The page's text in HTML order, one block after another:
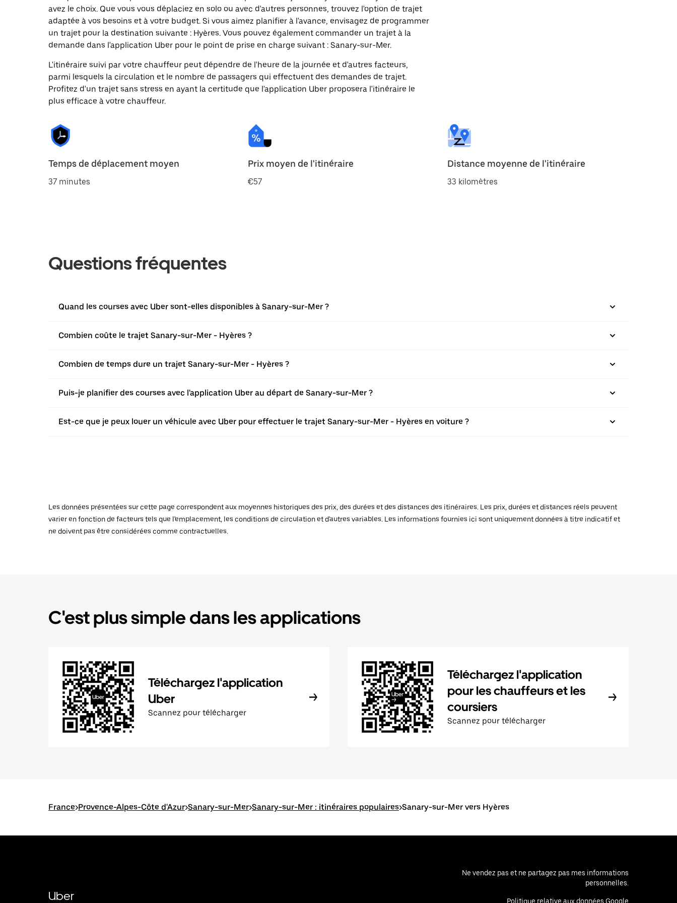
avez le choix. Que vous vous déplaciez en solo ou avec d'autres personnes, trouvez l'option de trajet
adaptée à vos besoins et à votre budget. Si vous aimez planifier à l'avance, envisagez de programmer
un trajet pour la destination suivante : Hyères. Vous pouvez également commander un trajet à la
demande dans l'application Uber pour le point de prise en charge suivant : Sanary-sur-Mer.
L'itinéraire suivi par votre chauffeur peut dépendre de l'heure de la journée et d'autres facteurs,
parmi lesquels la circulation et le nombre de passagers qui effectuent des demandes de trajet.
Profitez d'un trajet sans stress en ayant la certitude que l'application Uber proposera l'itinéraire le
plus efficace à votre chauffeur.
Temps de déplacement moyen
37 minutes
Prix moyen de l'itinéraire
€57
Distance moyenne de l'itinéraire
33 kilomètres
Questions fréquentes
Quand les courses avec Uber sont-elles disponibles à Sanary-sur-Mer ?
Combien coûte le trajet Sanary-sur-Mer - Hyères ?
Combien de temps dure un trajet Sanary-sur-Mer - Hyères ?
Puis-je planifier des courses avec l'application Uber au départ de Sanary-sur-Mer ?
Est-ce que je peux louer un véhicule avec Uber pour effectuer le trajet Sanary-sur-Mer - Hyères en voiture ?
Les données présentées sur cette page correspondent aux moyennes historiques des prix, des durées et des distances des itinéraires. Les prix, durées et distances réels peuvent
varier en fonction de facteurs tels que l'emplacement, les conditions de circulation et d'autres variables. Les informations fournies ici sont uniquement données à titre indicatif et
ne doivent pas être considérées comme contractuelles.
C'est plus simple dans les applications
Téléchargez l'application
Uber
Scannez pour télécharger
Téléchargez l'application
pour les chauffeurs et les
coursiers
Scannez pour télécharger
France>Provence-Alpes-Côte d'Azur>Sanary-sur-Mer>Sanary-sur-Mer : itinéraires populaires>Sanary-sur-Mer vers Hyères
Uber
Ne vendez pas et ne partagez pas mes informations
personnelles.
Politique relative aux données Google